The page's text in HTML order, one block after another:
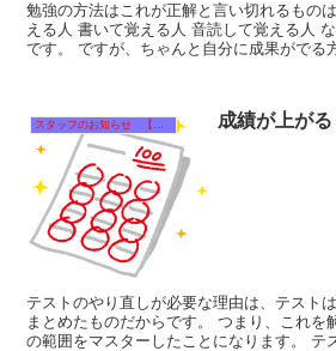
勉強の方法はこれが正解と言い切れるものはあり
える人 書いて覚える人 音読して覚える人 など、やり方は人それぞれ
です。 ですが、ちゃんと自分に成果がでる方法はどれかをしっかり
スタッフのお知らせ 【それぞれのタイトルをクリック！】 成績が上が
テストのやり直しが必要な理由は、テスト
まとめたものだからです。 つまり、これを解くことができれば、そ
の範囲をマスターしたことになります。 テストをやり直しすると